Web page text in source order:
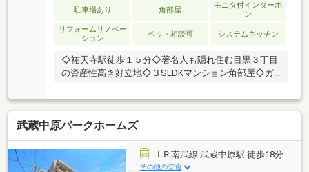
駐車場あり 角部屋
モニタ付インターホ
ン
リフォームリノベー
ション
ペット相談可 システムキッチン
◇祐天寺駅徒歩１５分◇著名人も隠れ住む目黒３丁目
の資産性高き好立地◇３SLDKマンション角部屋◇ガ
工
武蔵中原パークホームズ
ＪＲ南武線 武蔵中原駅 徒歩18分
その他の交通